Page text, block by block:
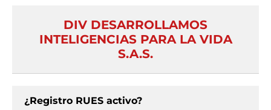
DIV DESARROLLAMOS
INTELIGENCIAS PARA LA VIDA
S.A.S.
¿Registro RUES activo?